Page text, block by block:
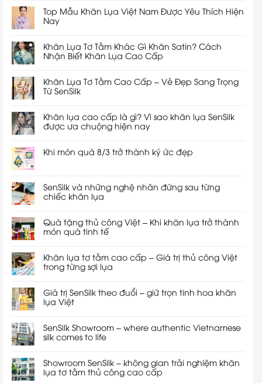
Top Mẫu Khăn Lụa Việt Nam Được Yêu Thích Hiện
Nay
Khăn Lụa Tơ Tằm Khác Gì Khăn Satin? Cách
Nhận Biết Khăn Lụa Cao Cấp
Khăn Lụa Tơ Tằm Cao Cấp – Vẻ Đẹp Sang Trọng
Từ SenSilk
Khăn lụa cao cấp là gì? Vì sao khăn lụa SenSilk
được ưa chuộng hiện nay
Khi món quà 8/3 trở thành ký ức đẹp
SenSilk và những nghệ nhân đứng sau từng
chiếc khăn lụa
Quà tặng thủ công Việt – Khi khăn lụa trở thành
món quà tinh tế
Khăn lụa tơ tằm cao cấp – Giá trị thủ công Việt
trong từng sợi lụa
Giá trị SenSilk theo đuổi – giữ trọn tinh hoa khăn
lụa Việt
SenSilk Showroom – where authentic Vietnamese
silk comes to life
Showroom SenSilk – không gian trải nghiệm khăn
lụa tơ tằm thủ công cao cấp